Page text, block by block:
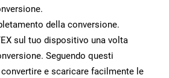
della conversione.
sul tuo dispositivo una volta
Seguendo questi
e scaricare facilmente le